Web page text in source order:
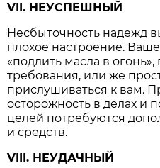
VII. НЕУСПЕШНЫЙ
Несбыточность надежд
плохое настроение.
«подлить масла в
требования, или же
прислушиваться к вам.
осторожность в делах и
целей потребуются
и средств.
VIII. НЕУДАЧНЫЙ